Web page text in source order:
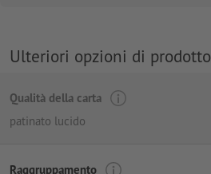
Ulteriori opzioni di prodotto
Qualità della carta
patinato lucido
Raggruppamento